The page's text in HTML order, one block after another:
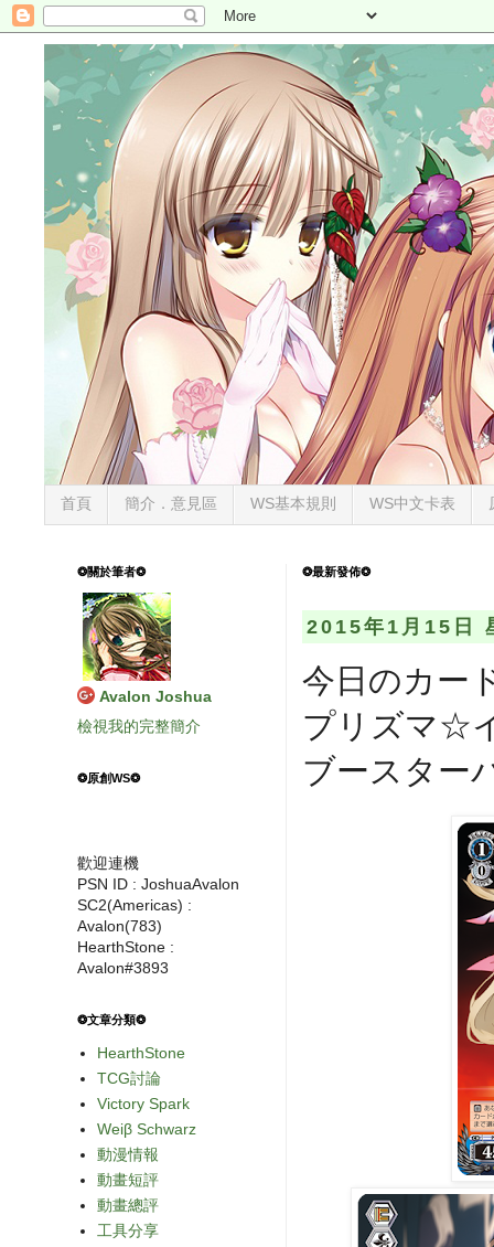
首頁 簡介．意見區 WS基本規則 WS中文卡表
❂最新發佈❂
2015年1月15日
今日のカー
プリズマ☆
ブースター
❂關於筆者❂
Avalon Joshua
檢視我的完整簡介
❂原創WS❂
歡迎連機
PSN ID : JoshuaAvalon
SC2(Americas) :
Avalon(783)
HearthStone :
Avalon#3893
❂文章分類❂
HearthStone
TCG討論
Victory Spark
Weiβ Schwarz
動漫情報
動畫短評
動畫總評
工具分享